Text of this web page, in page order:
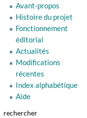
Avant-propos
Histoire du projet
Fonctionnement
éditorial
Actualités
Modifications
récentes
Index alphabétique
Aide
rechercher